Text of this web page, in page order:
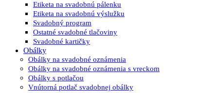
Etiketa na svadobnú pálenku
Etiketa na svadobnú výslužku
Svadobný program
Ostatné svadobné tlačoviny
Svadobné kartičky
Obálky
Obálky na svadobné oznámenia
Obálky na svadobné oznámenia s vreckom
Obálky s potlačou
Vnútorná potlač svadobnej obálky